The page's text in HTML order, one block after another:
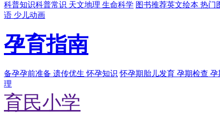
科普知识科普常识 天文地理 生命科学 图书推荐英文绘本 热门
语 少儿动画
孕育指南
备孕孕前准备 遗传优生 怀孕知识 怀孕期 胎儿发育 孕期检查
理
育民小学